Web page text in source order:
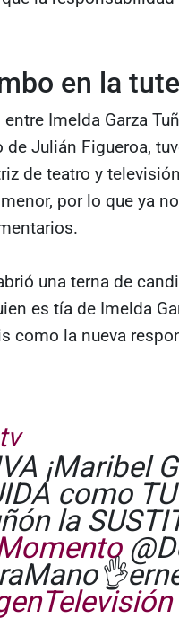
en la
Imelda Garza
de Julián Figueroa,
de teatro y
por lo que ya
una terna de
es tía de Imelda
como la nueva
¡Maribel
como
la